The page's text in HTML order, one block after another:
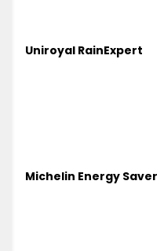
Uniroyal RainExpert
Michelin Energy Saver